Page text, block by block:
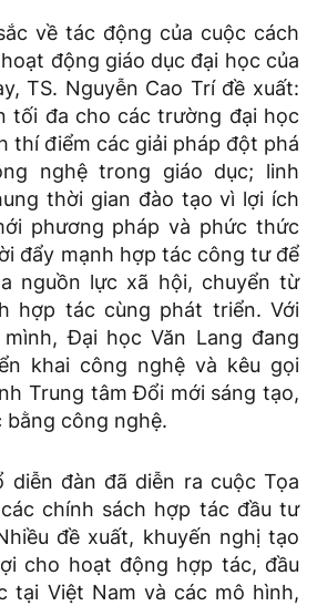
về tác động của cuộc cách
động giáo dục đại học của
TS. Nguyễn Cao Trí đề xuất:
tối đa cho các trường đại học
thí điểm các giải pháp đột phá
nghệ trong giáo dục; linh
thời gian đào tạo vì lợi ích
phương pháp và phức thức
đẩy mạnh hợp tác công tư để
nguồn lực xã hội, chuyển từ
hợp tác cùng phát triển. Với
Đại học Văn Lang đang
khai công nghệ và kêu gọi
Trung tâm Đổi mới sáng tạo,
công nghệ.
diễn đàn đã diễn ra cuộc Tọa
chính sách hợp tác đầu tư
đề xuất, khuyến nghị tạo
cho hoạt động hợp tác, đầu
tại Việt Nam và các mô hình,